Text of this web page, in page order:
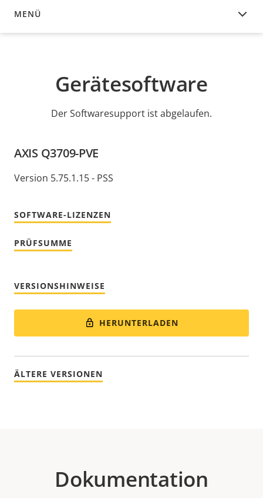
MENÜ
GERÄTESOFTWARE
Gerätesoftware
Der Softwaresupport ist abgelaufen.
AXIS Q3709-PVE
Version 5.75.1.15 - PSS
SOFTWARE-LIZENZEN
PRÜFSUMME
VERSIONSHINWEISE
HERUNTERLADEN
ÄLTERE VERSIONEN
Dokumentation